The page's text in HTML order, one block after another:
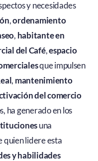
y necesidades
,ordenamiento
, habitante en
del Café,espacio
que impulsen
, mantenimiento
del comercio
ha generado en los
una
quien lidere esta
y habilidades